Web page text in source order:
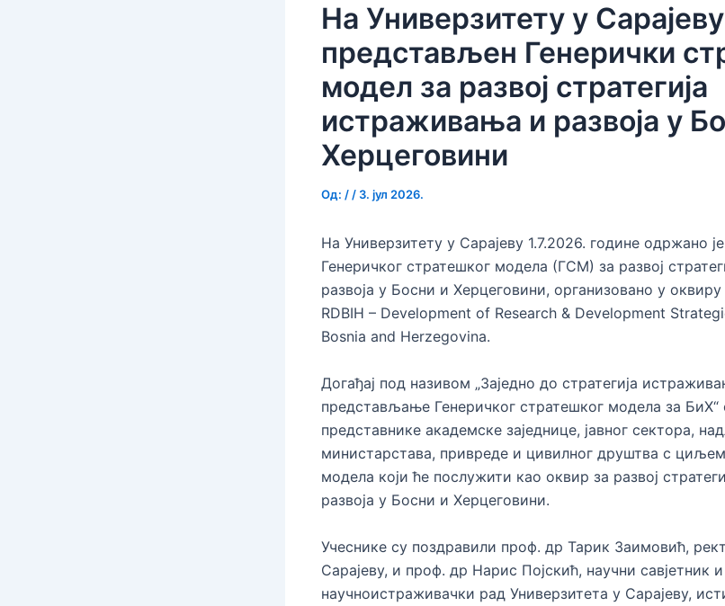
На Универзитету у Сарајеву
представљен Генерички
модел за развој стратегија
истраживања и развоја у
Херцеговини
Од: // 3. јул 2026.
На Универзитету у Сарајеву 1.7.2026. године одржано
Генеричког стратешког модела (ГСМ) за развој
развоја у Босни и Херцеговини, организовано у
RDBIH – Development of Research & Development
Bosnia and Herzegovina.
Догађај под називом „Заједно до стратегија
представљање Генеричког стратешког модела за БиХ“
представнике академске заједнице, јавног сектора,
министарстава, привреде и цивилног друштва с
модела који ће послужити као оквир за развој
развоја у Босни и Херцеговини.
Учеснике су поздравили проф. др Тарик Заимовић,
Сарајеву, и проф. др Нарис Појскић, научни савјетник
научноистраживачки рад Универзитета у Сарајеву,